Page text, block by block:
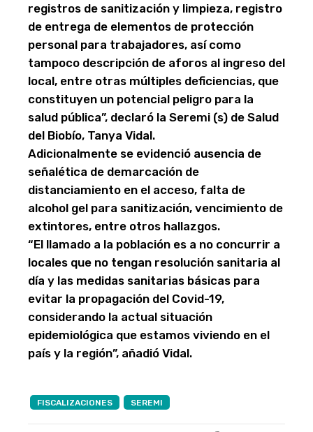
registros de sanitización y limpieza, registro
de entrega de elementos de protección
personal para trabajadores, así como
tampoco descripción de aforos al ingreso del
local, entre otras múltiples deficiencias, que
constituyen un potencial peligro para la
salud pública”, declaró la Seremi (s) de Salud
del Biobío, Tanya Vidal.
Adicionalmente se evidenció ausencia de
señalética de demarcación de
distanciamiento en el acceso, falta de
alcohol gel para sanitización, vencimiento de
extintores, entre otros hallazgos.
“El llamado a la población es a no concurrir a
locales que no tengan resolución sanitaria al
día y las medidas sanitarias básicas para
evitar la propagación del Covid-19,
considerando la actual situación
epidemiológica que estamos viviendo en el
país y la región”, añadió Vidal.
FISCALIZACIONES SEREMI